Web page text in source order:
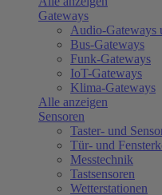
Gateways
Audio-Gateways
Bus-Gateways
Funk-Gateways
IoT-Gateways
Klima-Gateways
Alle anzeigen
Sensoren
Taster- und
Tür- und
Messtechnik
Tastsensoren
Wetterstationen